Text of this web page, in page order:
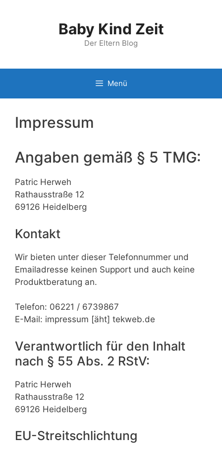
Baby Kind Zeit
Der Eltern Blog
Menü
Impressum
Angaben gemäß § 5 TMG:
Patric Herweh
Rathausstraße 12
69126 Heidelberg
Kontakt
Wir bieten unter dieser Telefonnummer und
Emailadresse keinen Support und auch keine
Produktberatung an.
Telefon: 06221 / 6739867
E-Mail: impressum [äht] tekweb.de
Verantwortlich für den Inhalt
nach § 55 Abs. 2 RStV:
Patric Herweh
Rathausstraße 12
69126 Heidelberg
EU-Streitschlichtung